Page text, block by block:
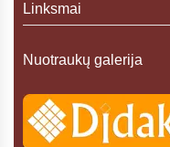
Linksmai
Nuotraukų galerija